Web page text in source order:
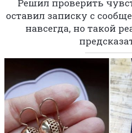
Решил проверить
оставил записку с
навсегда, но такой